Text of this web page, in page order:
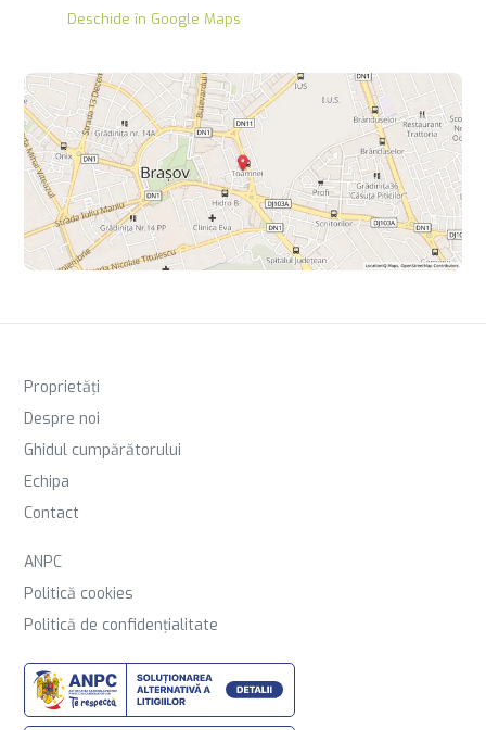
Deschide în Google Maps
Proprietăți
Despre noi
Ghidul cumpărătorului
Echipa
Contact
ANPC
Politică cookies
Politică de confidențialitate